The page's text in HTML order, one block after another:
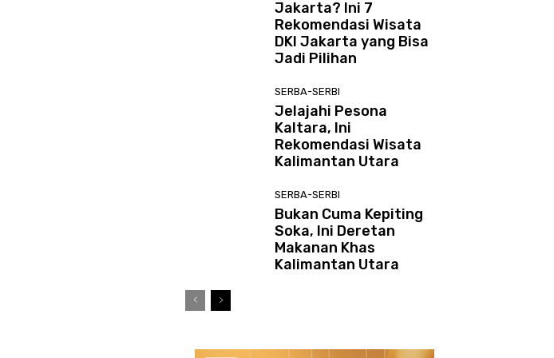
Jakarta? Ini 7
Rekomendasi Wisata
DKI Jakarta yang Bisa
Jadi Pilihan
SERBA-SERBI
Jelajahi Pesona
Kaltara, Ini
Rekomendasi Wisata
Kalimantan Utara
SERBA-SERBI
Bukan Cuma Kepiting
Soka, Ini Deretan
Makanan Khas
Kalimantan Utara